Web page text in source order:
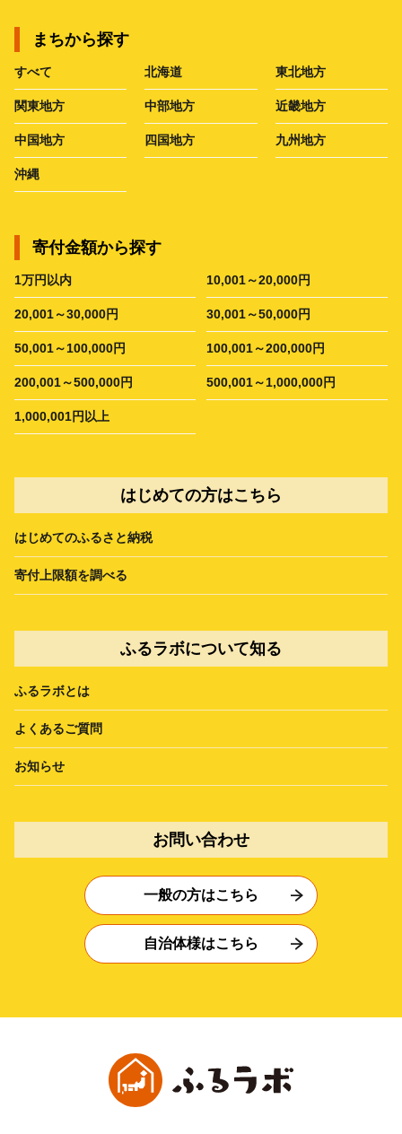
まちから探す
すべて 北海道 東北地方
関東地方 中部地方 近畿地方
中国地方 四国地方 九州地方
沖縄
寄付金額から探す
1万円以内 10,001～20,000円
20,001～30,000円 30,001～50,000円
50,001～100,000円 100,001～200,000円
200,001～500,000円 500,001～1,000,000円
1,000,001円以上
はじめての方はこちら
はじめてのふるさと納税
寄付上限額を調べる
ふるラボについて知る
ふるラボとは
よくあるご質問
お知らせ
お問い合わせ
一般の方はこちら
自治体様はこちら